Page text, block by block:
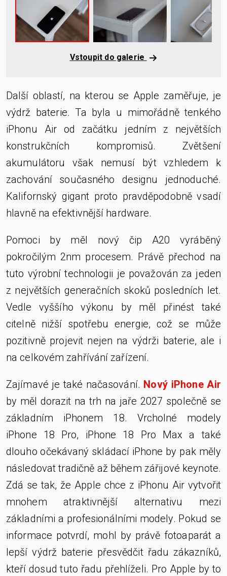
Vstoupit do galerie
Další oblastí, na kterou se Apple zaměřuje, je
výdrž baterie. Ta byla u mimořádně tenkého
iPhonu Air od začátku jedním z největších
konstrukčních kompromisů. Zvětšení
akumulátoru však nemusí být vzhledem k
zachování současného designu jednoduché.
Kalifornský gigant proto pravděpodobně vsadí
hlavně na efektivnější hardware.
Pomoci by měl nový čip A20 vyráběný
pokročilým 2nm procesem. Právě přechod na
tuto výrobní technologii je považován za jeden
z největších generačních skoků posledních let.
Vedle vyššího výkonu by měl přinést také
citelně nižší spotřebu energie, což se může
pozitivně projevit nejen na výdrži baterie, ale i
na celkovém zahřívání zařízení.
Zajímavé je také načasování. Nový iPhone Air
by měl dorazit na trh na jaře 2027 společně se
základním iPhonem 18. Vrcholné modely
iPhone 18 Pro, iPhone 18 Pro Max a také
dlouho očekávaný skládací iPhone by pak měly
následovat tradičně až během zářijové keynote.
Zdá se tak, že Apple chce z iPhonu Air vytvořit
mnohem atraktivnější alternativu mezi
základními a profesionálními modely. Pokud se
informace potvrdí, mohl by právě fotoaparát a
lepší výdrž baterie přesvědčit řadu zákazníků,
kteří dosud tuto řadu přehlíželi. Pro Apple by to